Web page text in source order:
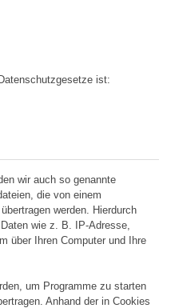
ist:
wir auch so genannte
die von einem
werden. Hierdurch
wie z. B. IP-Adresse,
über Ihren Computer und Ihre
um Programme zu starten
Anhand der in Cookies